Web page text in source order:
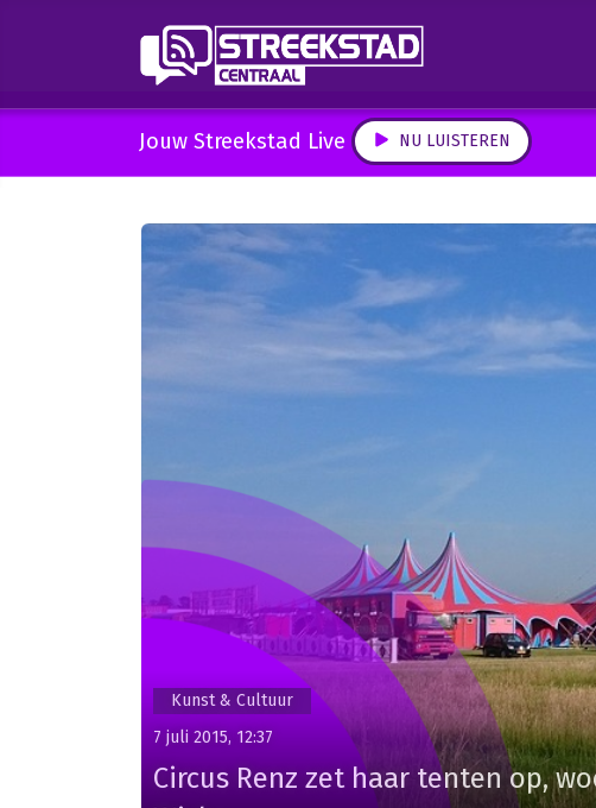
Jouw Streekstad Live NU LUISTEREN
Kunst & Cultuur
7 juli 2015, 12:37
Circus Renz zet haar tenten op,